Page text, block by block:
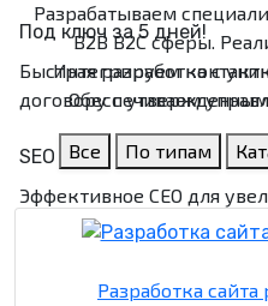
Под ключ за 5 дней!
Быстрая разработка с
договору с
SEO
Эффективное СЕО для
сайт станет заметным в
Удобная админка
Разрабатываем
B2B B2C сферы.
Интегрируем
Обеспечиваем
Все По типам
Разработка